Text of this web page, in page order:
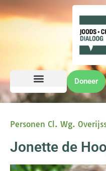
Doneer
Personen Cl. Wg.
Jonette de